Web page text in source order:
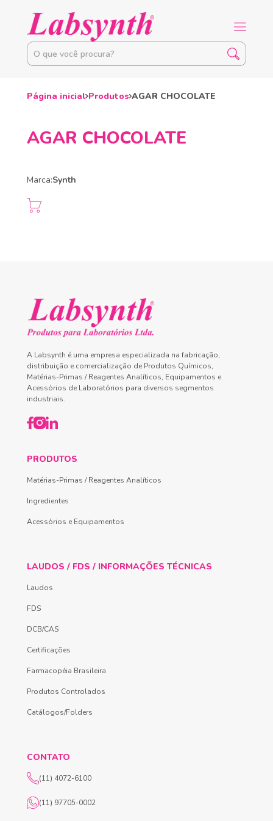
Página inicial Produtos AGAR CHOCOLATE
AGAR CHOCOLATE
Marca:Synth
A Labsynth é uma empresa especializada na fabricação,
distribuição e comercialização de Produtos Químicos,
Matérias-Primas / Reagentes Analíticos, Equipamentos e
Acessórios de Laboratórios para diversos segmentos
industriais.
PRODUTOS
Matérias-Primas / Reagentes Analíticos
Ingredientes
Acessórios e Equipamentos
LAUDOS / FDS / INFORMAÇÕES TÉCNICAS
Laudos
FDS
DCB/CAS
Certificações
Farmacopéia Brasileira
Produtos Controlados
Catálogos/Folders
CONTATO
(11) 4072-6100
(11) 97705-0002